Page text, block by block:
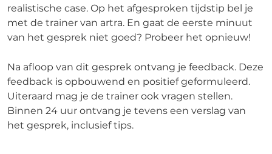
realistische case. Op het afgesproken tijdstip bel je
met de trainer van artra. En gaat de eerste minuut
van het gesprek niet goed? Probeer het opnieuw!
Na afloop van dit gesprek ontvang je feedback. Deze
feedback is opbouwend en positief geformuleerd.
Uiteraard mag je de trainer ook vragen stellen.
Binnen 24 uur ontvang je tevens een verslag van
het gesprek, inclusief tips.